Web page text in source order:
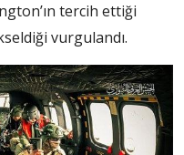
tercih ettiği
vurgulandı.